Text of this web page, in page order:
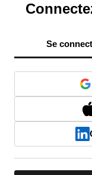
Se